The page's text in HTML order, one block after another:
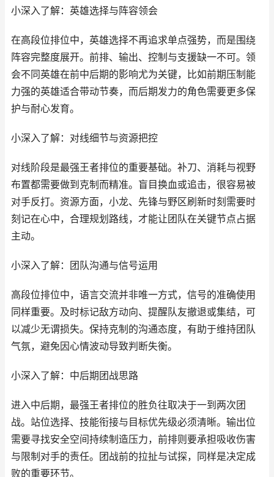
小深入了解：英雄选择与阵容领会
在高段位排位中，英雄选择不再追求单点强势，而是围绕
阵容完整度展开。前排、输出、控制与支援缺一不可。领
会不同英雄在前中后期的影响尤为关键，比如前期压制能
力强的英雄适合带动节奏，而后期发力的角色需要更多保
护与耐心发育。
小深入了解：对线细节与资源把控
对线阶段是最强王者排位的重要基础。补刀、消耗与视野
布置都需要做到克制而精准。盲目换血或追击，很容易被
对手反打。资源方面，小龙、先锋与野区刷新时刻需要时
刻记在心中，合理规划路线，才能让团队在关键节点占据
主动。
小深入了解：团队沟通与信号运用
高段位排位中，语言交流并非唯一方式，信号的准确使用
同样重要。及时标记敌方动向、提醒队友撤退或集结，可
以减少无谓损失。保持克制的沟通态度，有助于维持团队
气氛，避免因心情波动导致判断失衡。
小深入了解：中后期团战思路
进入中后期，最强王者排位的胜负往取决于一到两次团
战。站位选择、技能衔接与目标优先级必须清晰。输出位
需要寻找安全空间持续制造压力，前排则要承担吸收伤害
与限制对手的责任。团战前的拉扯与试探，同样是决定成
败的重要环节。